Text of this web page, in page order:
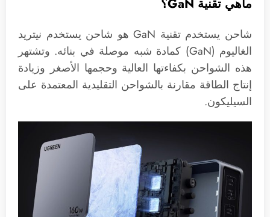
شاحن يستخدم تقنية GaN هو شاحن يستخدم نيتريد
الغاليوم (GaN) كمادة شبه موصلة في بنائه. وتشتهر
هذه الشواحن بكفاءتها العالية وحجمها الأصغر وزيادة
إنتاج الطاقة مقارنة بالشواحن التقليدية المعتمدة على
السيليكون.